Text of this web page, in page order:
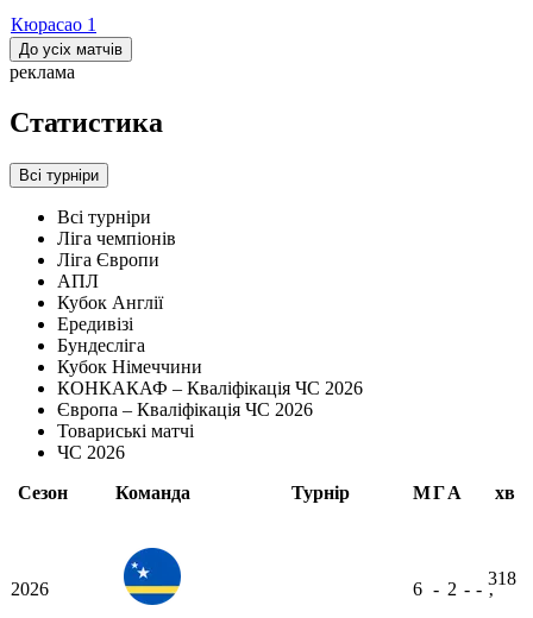
Кюрасао 1
До усіх матчів
реклама
Статистика
Всі турніри
Всі турніри
Ліга чемпіонів
Ліга Європи
АПЛ
Кубок Англії
Ередивізі
Бундесліга
Кубок Німеччини
КОНКАКАФ – Кваліфікація ЧС 2026
Європа – Кваліфікація ЧС 2026
Товариські матчі
ЧС 2026
Сезон
Команда Турнір МГА хв
2026 6 - 2 - -
318
ʼ